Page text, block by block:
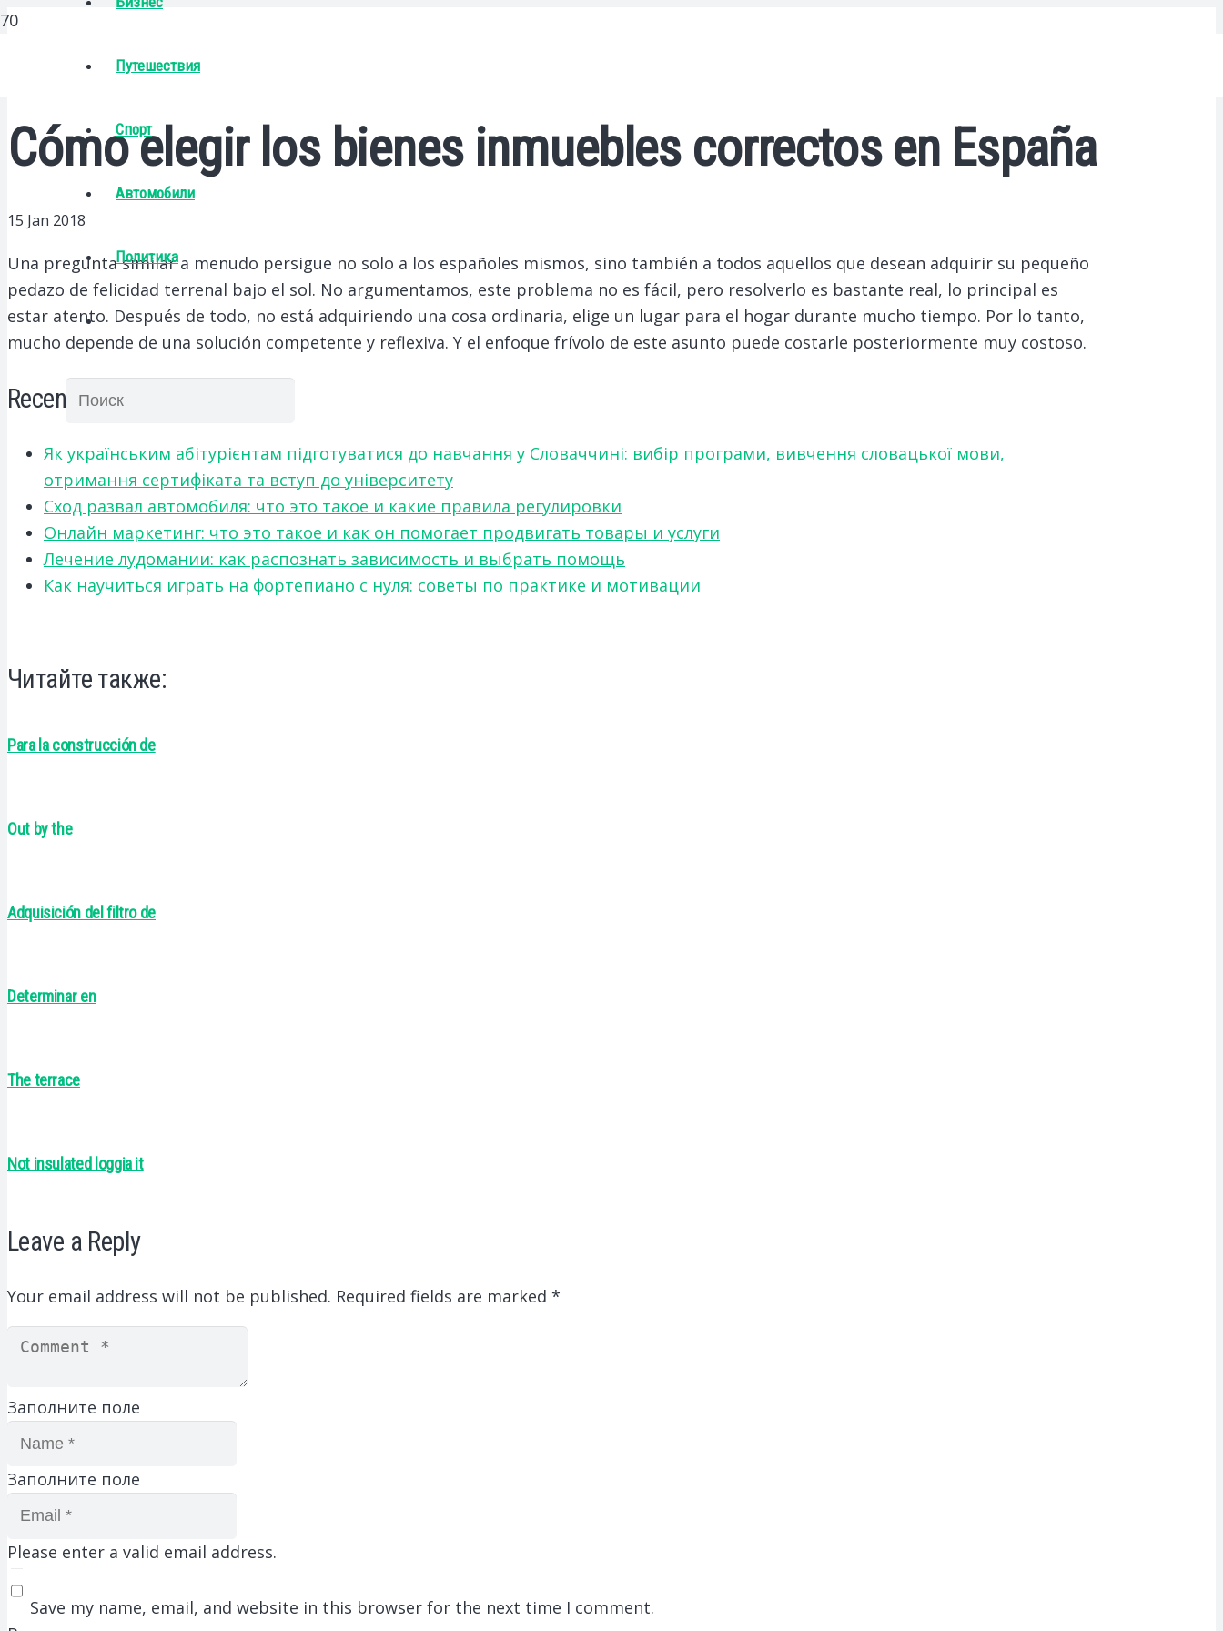
Путешествия
Спорт
Автомобили
Политика
Cómo elegir los bienes inmuebles correctos en España
15 Jan 2018
Una pregunta similar a menudo persigue no solo a los españoles mismos, sino también a todos aquellos que desean adquirir su pequeño
pedazo de felicidad terrenal bajo el sol. No argumentamos, este problema no es fácil, pero resolverlo es bastante real, lo principal es
estar atento. Después de todo, no está adquiriendo una cosa ordinaria, elige un lugar para el hogar durante mucho tiempo. Por lo tanto,
mucho depende de una solución competente y reflexiva. Y el enfoque frívolo de este asunto puede costarle posteriormente muy costoso.
Recent Posts
Як українським абітурієнтам підготуватися до навчання у Словаччині: вибір програми, вивчення словацької мови,
отримання сертифіката та вступ до університету
Сход развал автомобиля: что это такое и какие правила регулировки
Онлайн маркетинг: что это такое и как он помогает продвигать товары и услуги
Лечение лудомании: как распознать зависимость и выбрать помощь
Как научиться играть на фортепиано с нуля: советы по практике и мотивации
Читайте также:
Para la construcción de
Out by the
Adquisición del filtro de
Determinar en
The terrace
Not insulated loggia it
Leave a Reply
Your email address will not be published. Required fields are marked *
Заполните поле
Заполните поле
Please enter a valid email address.
Save my name, email, and website in this browser for the next time I comment.